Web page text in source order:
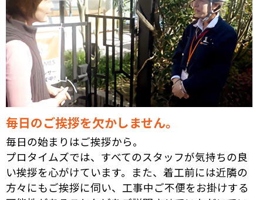
毎日のご挨拶を欠かしません。
毎日の始まりはご挨拶から。
プロタイムズでは、すべてのスタッフが気持ちの良
い挨拶を心がけています。また、着工前には近隣の
方々にもご挨拶に伺い、工事中ご不便をお掛けする